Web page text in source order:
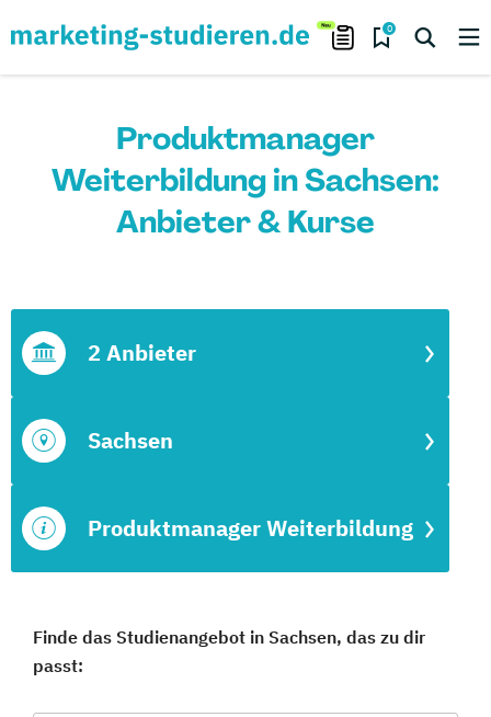
0
Produktmanager
Weiterbildung in Sachsen:
Anbieter & Kurse
Produktmanager Weiterbildung
Sachsen
2 Anbieter
Finde das Studienangebot in Sachsen, das zu dir
passt: